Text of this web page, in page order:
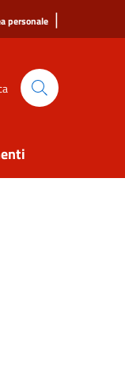
personale |